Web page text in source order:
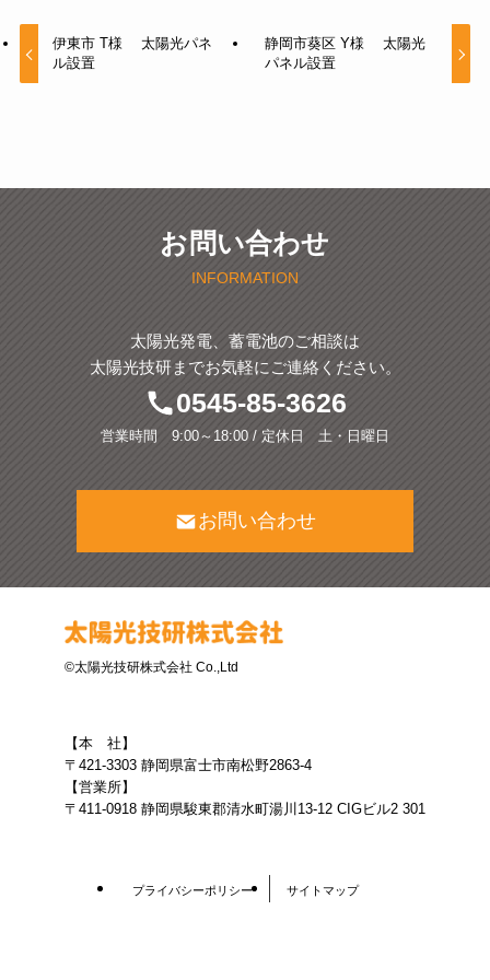
伊東市 T様 太陽光パネ
ル設置
静岡市葵区 Y様 太陽光
パネル設置
お問い合わせ
INFORMATION
太陽光発電、蓄電池のご相談は
太陽光技研までお気軽にご連絡ください。
0545-85-3626
営業時間 9:00～18:00 / 定休日 土・日曜日
お問い合わせ
©太陽光技研株式会社 Co.,Ltd
【本 社】
〒421-3303 静岡県富士市南松野2863-4
【営業所】
〒411-0918 静岡県駿東郡清水町湯川13-12 CIGビル2 301
プライバシーポリシー サイトマップ